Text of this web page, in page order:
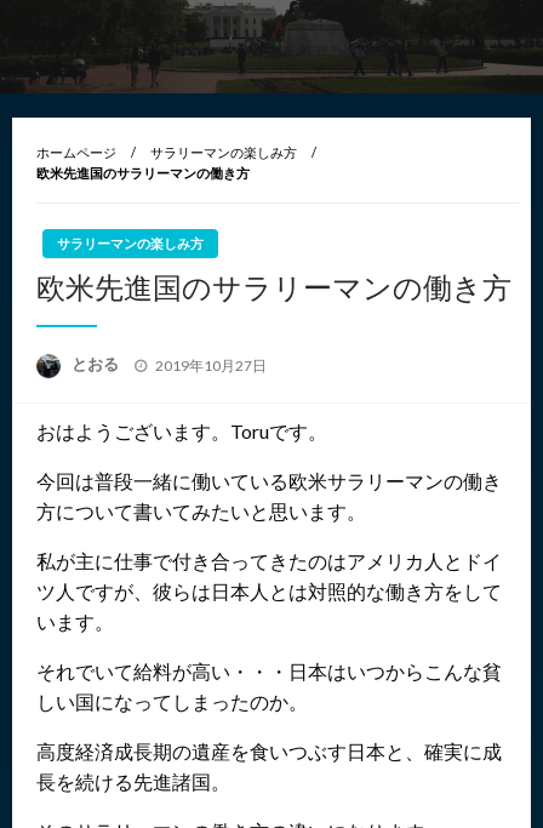
ホームページ
サラリーマンの楽しみ方
欧米先進国のサラリーマンの働き方
サラリーマンの楽しみ方
欧米先進国のサラリーマンの働き方
とおる
投
2019年10月27日
おはようございます。Toruです。
今回は普段一緒に働いている欧米サラリーマンの働き
方について書いてみたいと思います。
私が主に仕事で付き合ってきたのはアメリカ人とドイ
ツ人ですが、彼らは日本人とは対照的な働き方をして
います。
それでいて給料が高い・・・日本はいつからこんな貧
しい国になってしまったのか。
高度経済成長期の遺産を食いつぶす日本と、確実に成
長を続ける先進諸国。